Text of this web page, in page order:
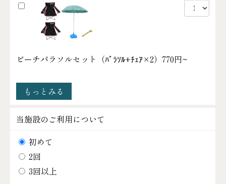
ビーチパラソルセット（ﾊﾟﾗｿﾙ+ﾁｪｱ×2） 770円~
もっとみる
当施設のご利用について
初めて
2回
3回以上